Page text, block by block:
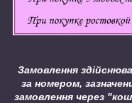
Замовлення
за номером,
замовлення через